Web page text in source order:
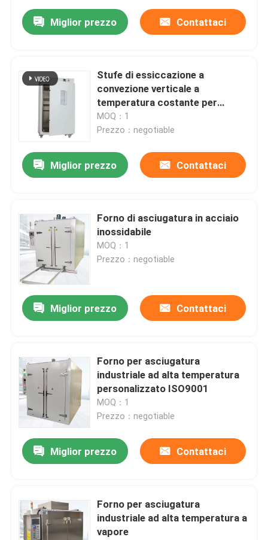
Miglior prezzo Contattaci
Stufe di essiccazione a
convezione verticale a
temperatura costante per
riscaldamento, dispositivi
termostatici da laboratorio
MOQ：1
Prezzo：negotiable
Miglior prezzo Contattaci
Forno di asciugatura in acciaio
inossidabile
MOQ：1
Prezzo：negotiable
Miglior prezzo Contattaci
Forno per asciugatura
industriale ad alta temperatura
personalizzato ISO9001
MOQ：1
Prezzo：negotiable
Miglior prezzo Contattaci
Forno per asciugatura
industriale ad alta temperatura a
vapore